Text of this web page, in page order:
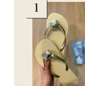
1